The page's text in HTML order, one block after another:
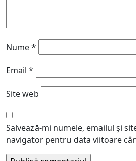
Nume*
Email *
Site web
Salvează-mi numele, emailul și
navigator pentru data viitoare